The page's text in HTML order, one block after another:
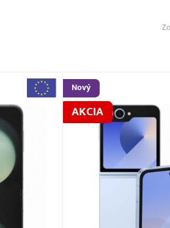
Nový
AKCIA